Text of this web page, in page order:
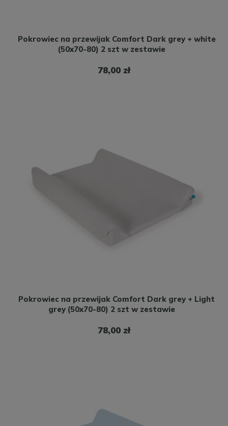
Pokrowiec na przewijak Comfort Dark grey + white
(50x70-80) 2 szt w zestawie
78,00 zł
Pokrowiec na przewijak Comfort Dark grey + Light
grey (50x70-80) 2 szt w zestawie
78,00 zł